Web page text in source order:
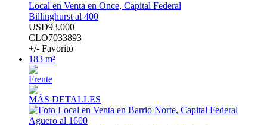
Local en Venta en Once, Capital Federal
Billinghurst al 400
USD93.000
CLO7033893
+/- Favorito
183 m²
Frente
MÁS DETALLES